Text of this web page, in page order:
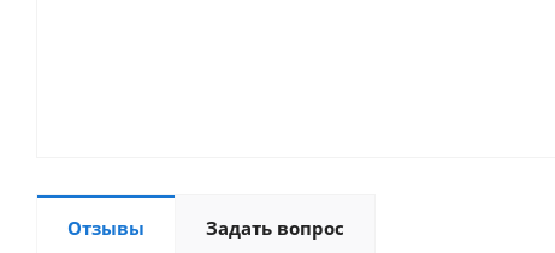
Отзывы Задать вопрос